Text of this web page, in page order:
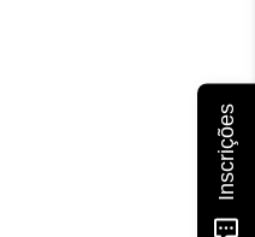
Inscrições